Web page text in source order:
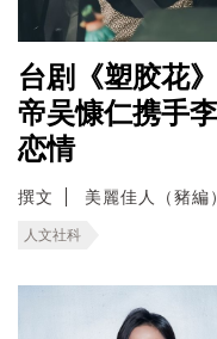
台剧《塑胶花
帝吴慷仁携手
恋情
撰文 美麗佳人（豬編）
人文社科